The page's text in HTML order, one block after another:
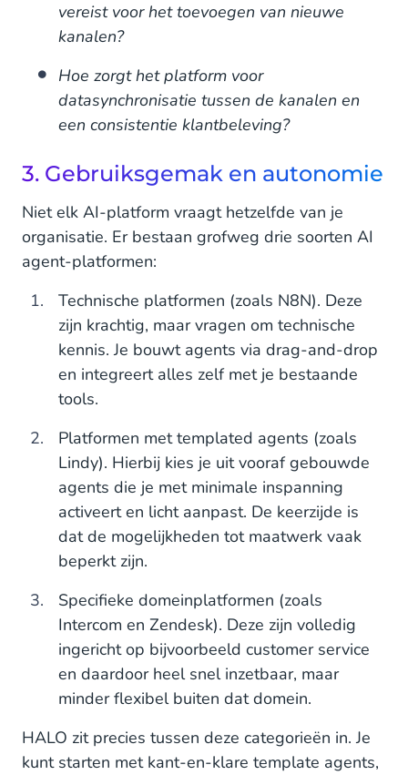
vereist voor het toevoegen van nieuwe
kanalen?
Hoe zorgt het platform voor
datasynchronisatie tussen de kanalen en
een consistentie klantbeleving?
3. Gebruiksgemak en autonomie
Niet elk AI-platform vraagt hetzelfde van je
organisatie. Er bestaan grofweg drie soorten AI
agent-platformen:
Technische platformen (zoals N8N). Deze
zijn krachtig, maar vragen om technische
kennis. Je bouwt agents via drag-and-drop
en integreert alles zelf met je bestaande
tools.
Platformen met templated agents (zoals
Lindy). Hierbij kies je uit vooraf gebouwde
agents die je met minimale inspanning
activeert en licht aanpast. De keerzijde is
dat de mogelijkheden tot maatwerk vaak
beperkt zijn.
Specifieke domeinplatformen (zoals
Intercom en Zendesk). Deze zijn volledig
ingericht op bijvoorbeeld customer service
en daardoor heel snel inzetbaar, maar
minder flexibel buiten dat domein.
HALO zit precies tussen deze categorieën in. Je
kunt starten met kant-en-klare template agents,